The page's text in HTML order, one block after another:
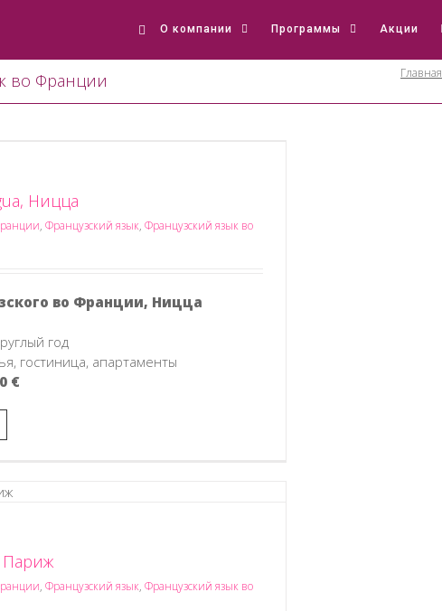
О компании Программы Акции
во Франции Главная
Ницца
, Французский язык, Французский язык во
во Франции, Ницца
год
гостиница, апартаменты
€
Париж
, Французский язык, Французский язык во